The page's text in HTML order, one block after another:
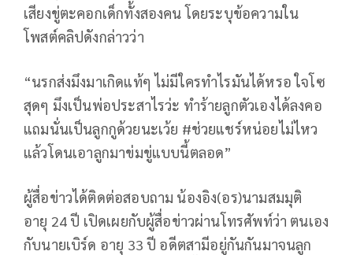
เสียงขู่ตะคอกเด็กทั้งสองคน โดยระบุข้อความใน
โพสต์คลิปดังกล่าวว่า
“นรกส่งมึงมาเกิดแท้ๆ ไม่มีใครทำไรมันได้หรอ ใจโซ
สุดๆ มึงเป็นพ่อประสาไรว่ะ ทำร้ายลูกตัวเองได้ลงคอ
แถมนั่นเป็นลูกกูด้วยนะเว้ย #ช่วยแชร์หน่อยไม่ไหว
แล้วโดนเอาลูกมาข่มขู่แบบนี้ตลอด”
ผู้สื่อข่าวได้ติดต่อสอบถาม น้องอิง(อร)นามสมมุติ
อายุ 24 ปี เปิดเผยกับผู้สื่อข่าวผ่านโทรศัพท์ว่า ตนเอง
กับนายเบิร์ด อายุ 33 ปี อดีตสามีอยู่กันกันมาจนลูก